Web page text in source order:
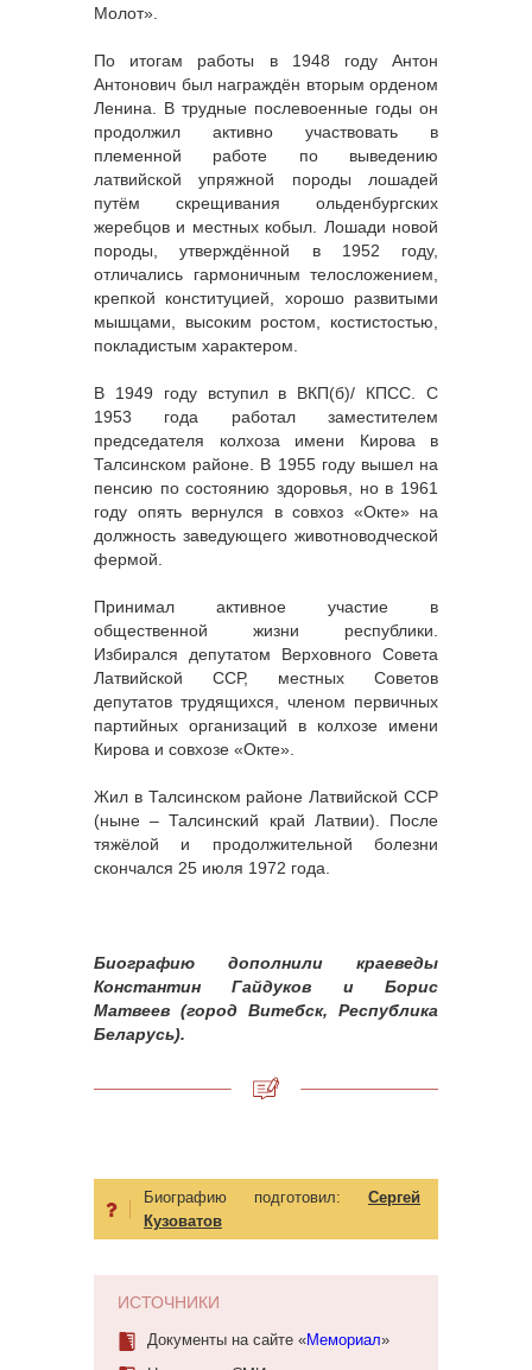
Молот».
По итогам работы в 1948 году Антон
Антонович был награждён вторым орденом
Ленина. В трудные послевоенные годы он
продолжил активно участвовать в
племенной работе по выведению
латвийской упряжной породы лошадей
путём скрещивания ольденбургских
жеребцов и местных кобыл. Лошади новой
породы, утверждённой в 1952 году,
отличались гармоничным телосложением,
крепкой конституцией, хорошо развитыми
мышцами, высоким ростом, костистостью,
покладистым характером.
В 1949 году вступил в ВКП(б)/ КПСС. С
1953 года работал заместителем
председателя колхоза имени Кирова в
Талсинском районе. В 1955 году вышел на
пенсию по состоянию здоровья, но в 1961
году опять вернулся в совхоз «Окте» на
должность заведующего животноводческой
фермой.
Принимал активное участие в
общественной жизни республики.
Избирался депутатом Верховного Совета
Латвийской ССР, местных Советов
депутатов трудящихся, членом первичных
партийных организаций в колхозе имени
Кирова и совхозе «Окте».
Жил в Талсинском районе Латвийской ССР
(ныне – Талсинский край Латвии). После
тяжёлой и продолжительной болезни
скончался 25 июля 1972 года.
Биографию дополнили краеведы
Константин Гайдуков и Борис
Матвеев (город Витебск, Республика
Беларусь).
Биографию подготовил: Сергей
Кузоватов
ИСТОЧНИКИ
Документы на сайте «Мемориал»